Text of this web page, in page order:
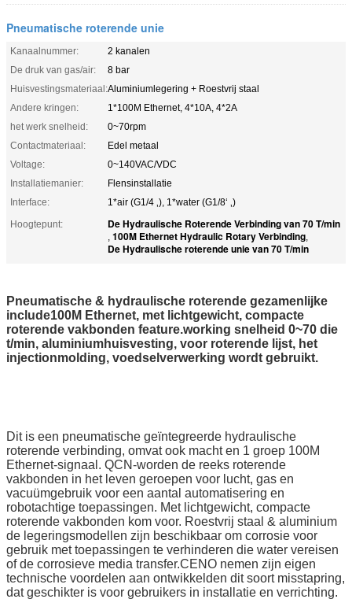
Pneumatische roterende unie
Kanaalnummer:
2 kanalen
De druk van gas/air:
8 bar
Huisvestingsmateriaal:Aluminiumlegering + Roestvrij staal
Andere kringen:
1*100M Ethernet, 4*10A, 4*2A
het werk snelheid:
0~70rpm
Contactmateriaal:
Edel metaal
Voltage:
0~140VAC/VDC
Installatiemanier:
Flensinstallatie
Interface:
1*air (G1/4 ‚), 1*water (G1/8‘ ‚)
Hoogtepunt:
De Hydraulische Roterende Verbinding van 70 T/min
, 100M Ethernet Hydraulic Rotary Verbinding,
De Hydraulische roterende unie van 70 T/min
Pneumatische & hydraulische roterende gezamenlijke
include100M Ethernet, met lichtgewicht, compacte
roterende vakbonden feature.working snelheid 0~70 die
t/min, aluminiumhuisvesting, voor roterende lijst, het
injectionmolding, voedselverwerking wordt gebruikt.
Dit is een pneumatische geïntegreerde hydraulische
roterende verbinding, omvat ook macht en 1 groep 100M
Ethernet-signaal. QCN-worden de reeks roterende
vakbonden in het leven geroepen voor lucht, gas en
vacuümgebruik voor een aantal automatisering en
robotachtige toepassingen. Met lichtgewicht, compacte
roterende vakbonden kom voor. Roestvrij staal & aluminium
de legeringsmodellen zijn beschikbaar om corrosie voor
gebruik met toepassingen te verhinderen die water vereisen
of de corrosieve media transfer.CENO nemen zijn eigen
technische voordelen aan ontwikkelden dit soort misstapring,
dat geschikter is voor gebruikers in installatie en verrichting.